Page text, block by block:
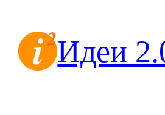
содержимомуИдеи